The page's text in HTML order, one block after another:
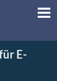
E-